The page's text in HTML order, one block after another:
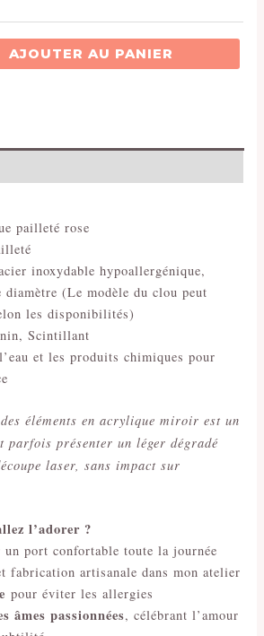
AJOUTER AU PANIER
pailleté rose
inoxydable hypoallergénique,
diamètre (Le modèle du clou peut
les disponibilités)
Scintillant
et les produits chimiques pour
éléments en acrylique miroir est un
parfois présenter un léger dégradé
laser, sans impact sur
l’adorer ?
un port confortable toute la journée
fabrication artisanale dans mon atelier
pour éviter les allergies
âmes passionnées, célébrant l’amour